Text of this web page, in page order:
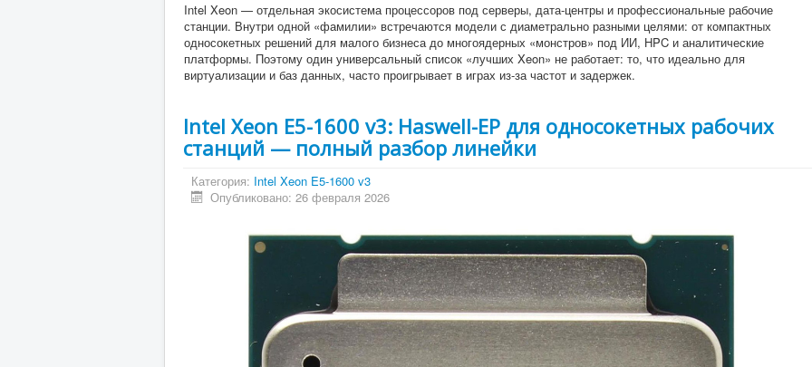
Intel Xeon — отдельная экосистема процессоров под серверы, дата-центры и профессиональные рабочие
станции. Внутри одной «фамилии» встречаются модели с диаметрально разными целями: от компактных
односокетных решений для малого бизнеса до многоядерных «монстров» под ИИ, HPC и аналитические
платформы. Поэтому один универсальный список «лучших Xeon» не работает: то, что идеально для
виртуализации и баз данных, часто проигрывает в играх из-за частот и задержек.
Intel Xeon E5-1600 v3: Haswell-EP для односокетных рабочих
станций — полный разбор линейки
Категория: Intel Xeon E5-1600 v3
Опубликовано: 26 февраля 2026